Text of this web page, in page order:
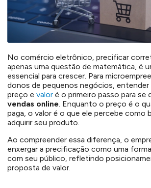
No comércio eletrônico, precificar
apenas uma questão de matemática, é
essencial para crescer. Para
donos de pequenos negócios,
preço e valor é o primeiro passo para se
vendas online. Enquanto o preço é o
paga, o valor é o que ele percebe como
adquirir seu produto.
Ao compreender essa diferença, o
enxergar a precificação como uma
com seu público, refletindo
proposta de valor.